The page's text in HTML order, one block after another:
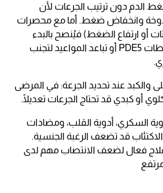
الدم دون ترتيب الجرعات لأن
وانخفاض ضغط. أما مع محصرات
أو ارتفاع الضغط) فيُنصح بالبدء
بجرعات منخفضة من مثبطات PDE5 أو تباعد المواعيد لتجنب
والكبد عند تحديد الجرعة: في المرضى
أو كبدي قد تحتاج الجرعات تعديلًا.
السكري، أدوية القلب، ومضادات
قد تضعف الرغبة الجنسية.
فعال لضعف الانتصاب مهم لدى